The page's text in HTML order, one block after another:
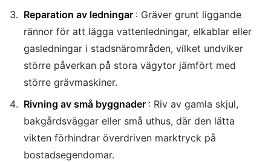
Reparation av ledningar : Gräver grunt liggande
rännor för att lägga vattenledningar, elkablar eller
gasledningar i stadsnärområden, vilket undviker
större påverkan på stora vägytor jämfört med
större grävmaskiner.
Rivning av små byggnader : Riv av gamla skjul,
bakgårdsväggar eller små uthus, där den lätta
vikten förhindrar överdriven marktryck på
bostadsegendomar.